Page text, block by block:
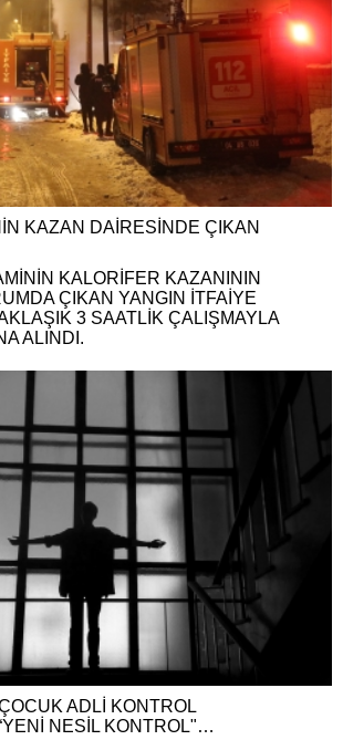
KAZAN DAİRESİNDE ÇIKAN
KALORİFER KAZANININ
ÇIKAN YANGIN İTFAİYE
3 SAATLİK ÇALIŞMAYLA
ALINDI.
ADLİ KONTROL
NESİL KONTROL"…